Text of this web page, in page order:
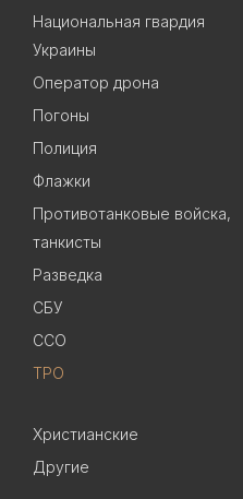
Национальная гвардия
Украины
Оператор дрона
Погоны
Полиция
Флажки
Противотанковые войска,
танкисты
Разведка
СБУ
ССО
ТРО
Христианские
Другие